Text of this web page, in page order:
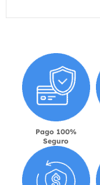
Pago 100%
Seguro